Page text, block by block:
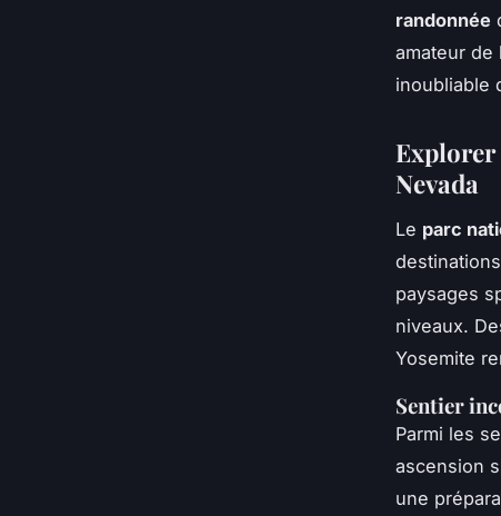
randonnée
amateur de
inoubliable
Explorer
Nevada
Le parc
paysages
niveaux.
Yosemite
Sentier
Parmi les
ascension
une